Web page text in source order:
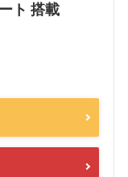
ト 搭載